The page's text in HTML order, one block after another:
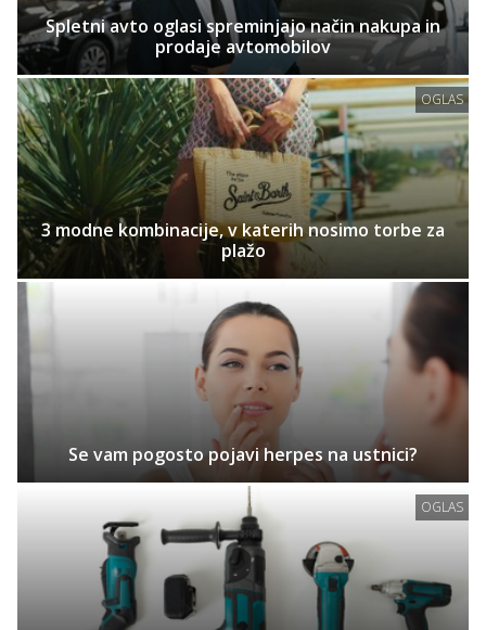
Spletni avto oglasi spreminjajo način nakupa in
prodaje avtomobilov
OGLAS
3 modne kombinacije, v katerih nosimo torbe za
plažo
Se vam pogosto pojavi herpes na ustnici?
OGLAS